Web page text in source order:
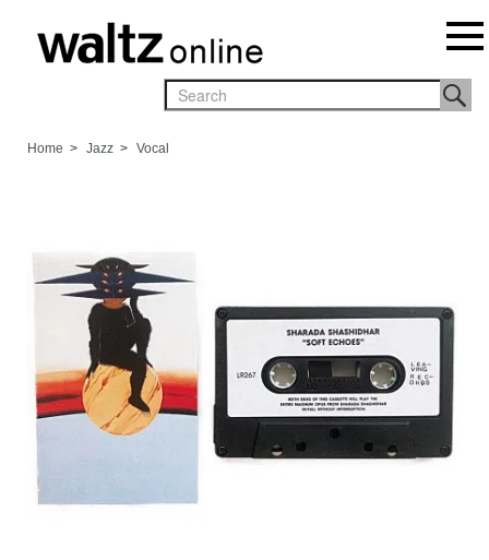
Home > Jazz > Vocal